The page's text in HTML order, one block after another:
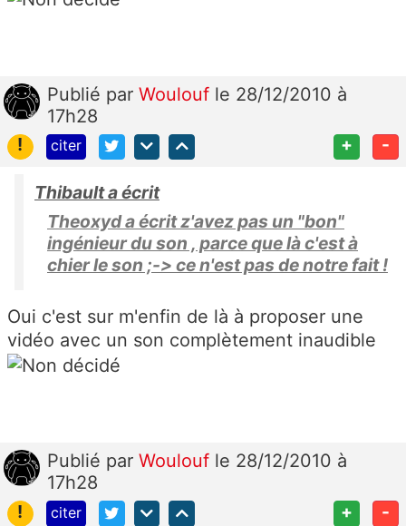
Publié par Woulouf le 28/12/2010 à
17h28
!
citer + -
Thibault a écrit
Theoxyd a écrit z'avez pas un "bon"
ingénieur du son , parce que là c'est à
chier le son ;-> ce n'est pas de notre fait !
Oui c'est sur m'enfin de là à proposer une
vidéo avec un son complètement inaudible
Publié par Woulouf le 28/12/2010 à
17h28
!
citer + -